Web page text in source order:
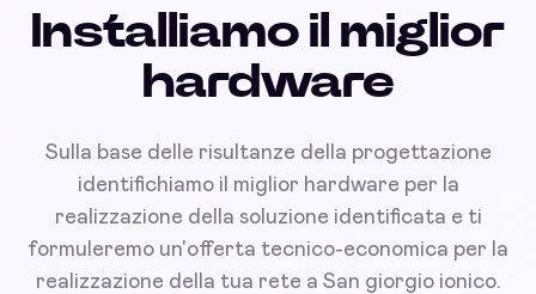
Installiamo il miglior
hardware
Sulla base delle risultanze della progettazione
identifichiamo il miglior hardware per la
realizzazione della soluzione identificata e ti
formuleremo un'offerta tecnico-economica per la
realizzazione della tua rete a San giorgio ionico.